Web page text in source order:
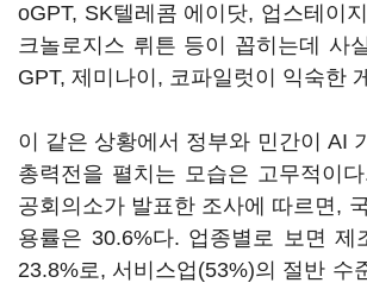
oGPT, SK텔레콤 에이닷, 업스테이
크놀로지스 뤼튼 등이 꼽히는데 사
GPT, 제미나이, 코파일럿이 익숙한
이 같은 상황에서 정부와 민간이 AI
총력전을 펼치는 모습은 고무적이
공회의소가 발표한 조사에 따르면,
용률은 30.6%다. 업종별로 보면 제
23.8%로, 서비스업(53%)의 절반 수